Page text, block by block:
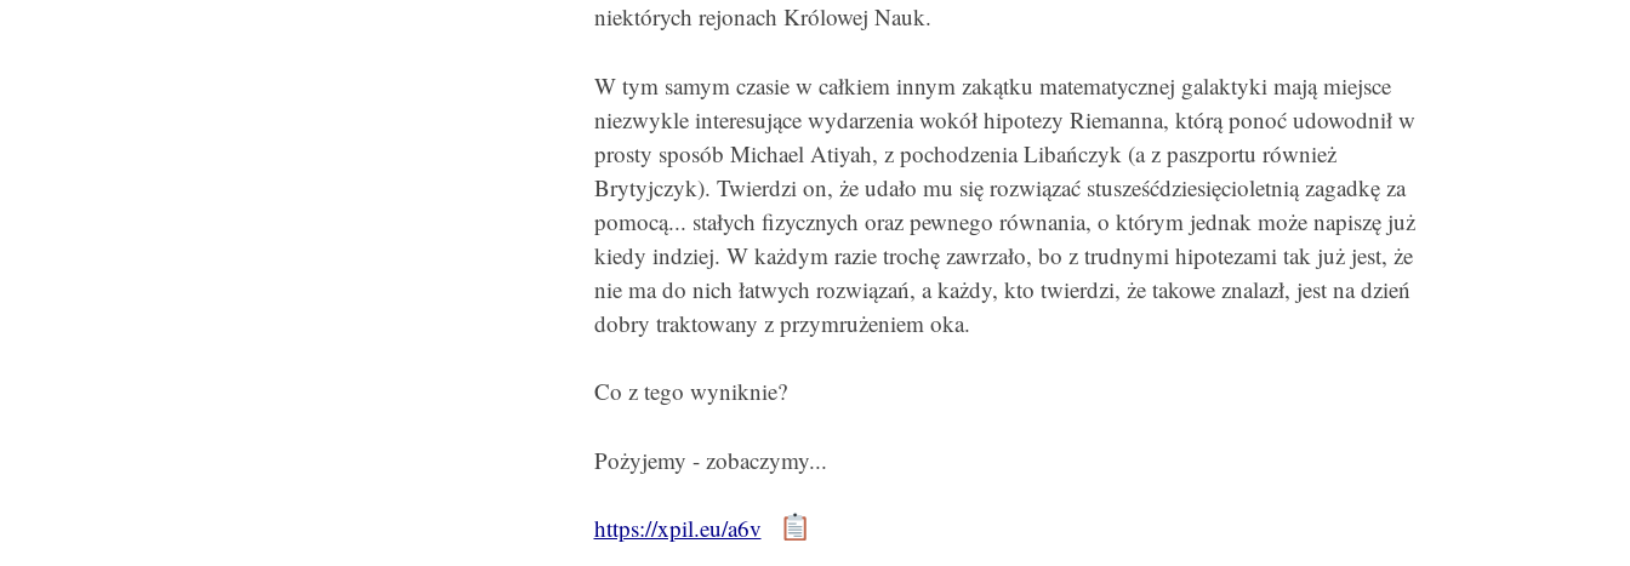
niektórych rejonach Królowej Nauk.
W tym samym czasie w całkiem innym zakątku matematycznej galaktyki mają miejsce
niezwykle interesujące wydarzenia wokół hipotezy Riemanna, którą ponoć udowodnił w
prosty sposób Michael Atiyah, z pochodzenia Libańczyk (a z paszportu również
Brytyjczyk). Twierdzi on, że udało mu się rozwiązać stusześćdziesięcioletnią zagadkę za
pomocą... stałych fizycznych oraz pewnego równania, o którym jednak może napiszę już
kiedy indziej. W każdym razie trochę zawrzało, bo z trudnymi hipotezami tak już jest, że
nie ma do nich łatwych rozwiązań, a każdy, kto twierdzi, że takowe znalazł, jest na dzień
dobry traktowany z przymrużeniem oka.
Co z tego wyniknie?
Pożyjemy - zobaczymy...
https://xpil.eu/a6v